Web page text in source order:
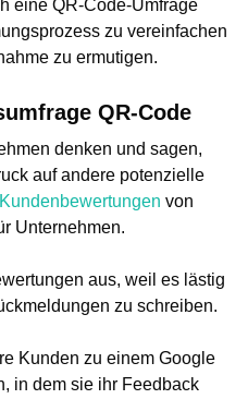
eine QR-Code-Umfrage
zu vereinfachen
zu ermutigen.
QR-Code
denken und sagen,
auf andere potenzielle
Kundenbewertungen von
Unternehmen.
aus, weil es lästig
zu schreiben.
Kunden zu einem Google
in dem sie ihr Feedback